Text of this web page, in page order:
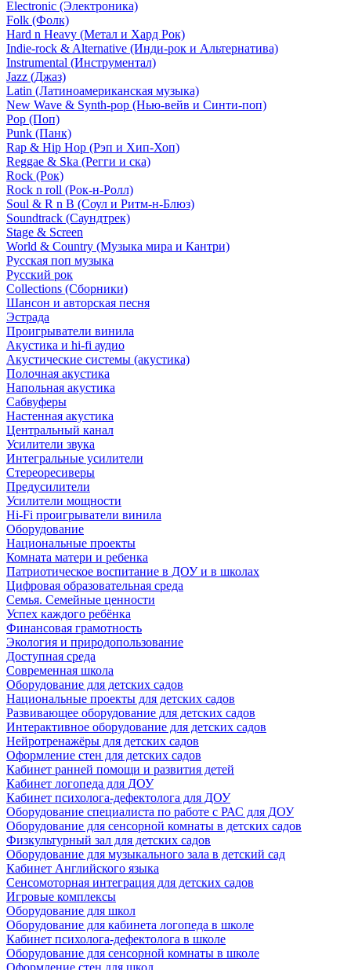
Electronic (Электроника)
Folk (Фолк)
Hard n Heavy (Метал и Хард Рок)
Indie-rock & Alternative (Инди-рок и Альтернатива)
Instrumental (Инструментал)
Jazz (Джаз)
Latin (Латиноамериканская музыка)
New Wave & Synth-pop (Нью-вейв и Синти-поп)
Pop (Поп)
Punk (Панк)
Rap & Hip Hop (Рэп и Хип-Хоп)
Reggae & Ska (Регги и ска)
Rock (Рок)
Rock n roll (Рок-н-Ролл)
Soul & R n B (Соул и Ритм-н-Блюз)
Soundtrack (Саундтрек)
Stage & Screen
World & Country (Музыка мира и Кантри)
Русская поп музыка
Русский рок
Сollections (Сборники)
Шансон и авторская песня
Эстрада
Проигрыватели винила
Акустика и hi-fi аудио
Акустические системы (акустика)
Полочная акустика
Напольная акустика
Сабвуферы
Настенная акустика
Центральный канал
Усилители звука
Интегральные усилители
Стереоресиверы
Предусилители
Усилители мощности
Hi-Fi проигрыватели винила
Оборудование
Национальные проекты
Комната матери и ребенка
Патриотическое воспитание в ДОУ и в школах
Цифровая образовательная среда
Семья. Семейные ценности
Успех каждого ребёнка
Финансовая грамотность
Экология и природопользование
Доступная среда
Современная школа
Оборудование для детских садов
Национальные проекты для детских садов
Развивающее оборудование для детских садов
Интерактивное оборудование для детских садов
Нейротренажёры для детских садов
Оформление стен для детских садов
Кабинет ранней помощи и развития детей
Кабинет логопеда для ДОУ
Кабинет психолога-дефектолога для ДОУ
Оборудование специалиста по работе с РАС для ДОУ
Оборудование для сенсорной комнаты в детских садов
Физкультурный зал для детских садов
Оборудование для музыкального зала в детский сад
Кабинет Английского языка
Сенсомоторная интеграция для детских садов
Игровые комплексы
Оборудование для школ
Оборудование для кабинета логопеда в школе
Кабинет психолога-дефектолога в школе
Оборудование для сенсорной комнаты в школе
Оформление стен для школ